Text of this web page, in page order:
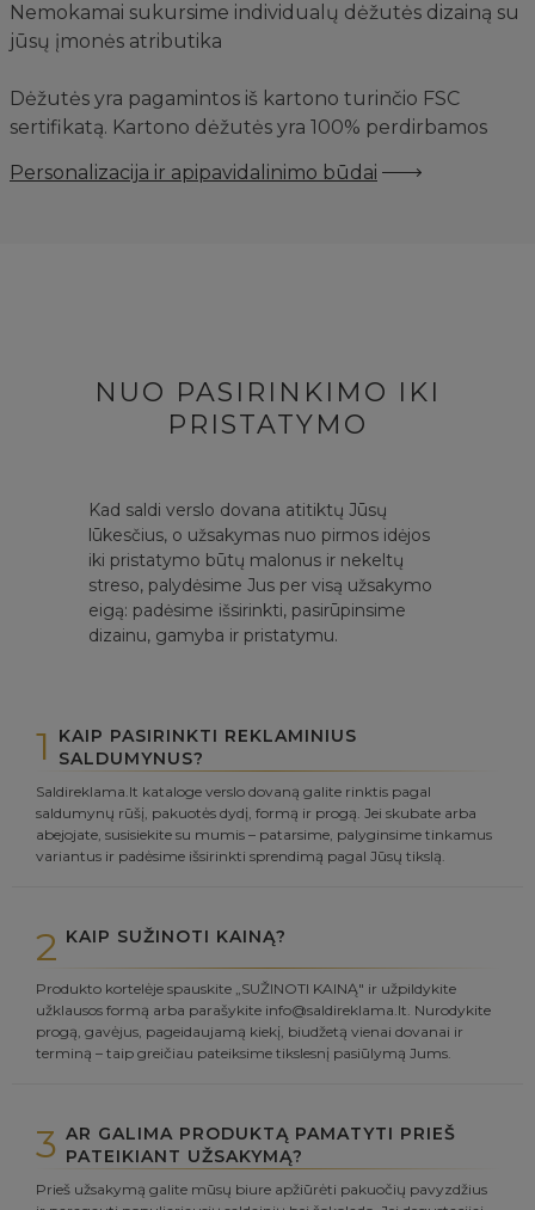
Nemokamai sukursime individualų dėžutės dizainą su
jūsų įmonės atributika
Dėžutės yra pagamintos iš kartono turinčio FSC
sertifikatą. Kartono dėžutės yra 100% perdirbamos
Personalizacija ir apipavidalinimo būdai
NUO PASIRINKIMO IKI
PRISTATYMO
Kad saldi verslo dovana atitiktų Jūsų
lūkesčius, o užsakymas nuo pirmos idėjos
iki pristatymo būtų malonus ir nekeltų
streso, palydėsime Jus per visą užsakymo
eigą: padėsime išsirinkti, pasirūpinsime
dizainu, gamyba ir pristatymu.
1
KAIP PASIRINKTI REKLAMINIUS
SALDUMYNUS?
Saldireklama.lt kataloge verslo dovaną galite rinktis pagal
saldumynų rūšį, pakuotės dydį, formą ir progą. Jei skubate arba
abejojate, susisiekite su mumis – patarsime, palyginsime tinkamus
variantus ir padėsime išsirinkti sprendimą pagal Jūsų tikslą.
2 KAIP SUŽINOTI KAINĄ?
Produkto kortelėje spauskite „SUŽINOTI KAINĄ" ir užpildykite
užklausos formą arba parašykite info@saldireklama.lt. Nurodykite
progą, gavėjus, pageidaujamą kiekį, biudžetą vienai dovanai ir
terminą – taip greičiau pateiksime tikslesnį pasiūlymą Jums.
3 AR GALIMA PRODUKTĄ PAMATYTI PRIEŠ
PATEIKIANT UŽSAKYMĄ?
Prieš užsakymą galite mūsų biure apžiūrėti pakuočių pavyzdžius